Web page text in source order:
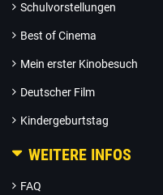
Schulvorstellungen
Best of Cinema
Mein erster Kinobesuch
Deutscher Film
Kindergeburtstag
WEITERE INFOS
FAQ